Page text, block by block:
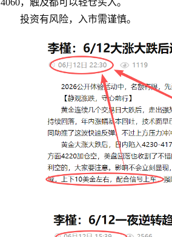
4060，触及都可以轻仓买入。
投资有风险，入市需谨慎。